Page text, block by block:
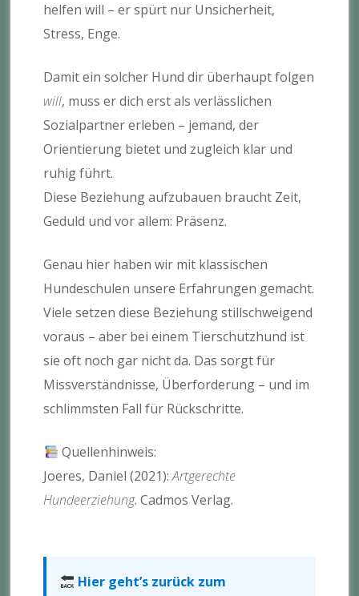
helfen will – er spürt nur Unsicherheit,
Stress, Enge.
Damit ein solcher Hund dir überhaupt folgen
will, muss er dich erst als verlässlichen
Sozialpartner erleben – jemand, der
Orientierung bietet und zugleich klar und
ruhig führt.
Diese Beziehung aufzubauen braucht Zeit,
Geduld und vor allem: Präsenz.
Genau hier haben wir mit klassischen
Hundeschulen unsere Erfahrungen gemacht.
Viele setzen diese Beziehung stillschweigend
voraus – aber bei einem Tierschutzhund ist
sie oft noch gar nicht da. Das sorgt für
Missverständnisse, Überforderung – und im
schlimmsten Fall für Rückschritte.
Quellenhinweis:
Joeres, Daniel (2021):Artgerechte
Hundeerziehung. Cadmos Verlag.
Hier geht’s zurück zum